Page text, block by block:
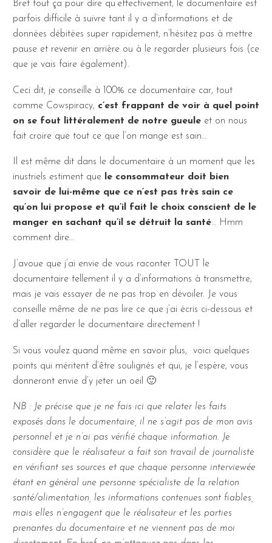
Bref tout ça pour dire qu’effectivement, le documentaire est
parfois difficile à suivre tant il y a d’informations et de
données débitées super rapidement, n’hésitez pas à mettre
pause et revenir en arrière ou à le regarder plusieurs fois (ce
que je vais faire également).
Ceci dit, je conseille à 100% ce documentaire car, tout
comme Cowspiracy, c’est frappant de voir à quel point
on se fout littéralement de notre gueule et on nous
fait croire que tout ce que l’on mange est sain…
Il est même dit dans le documentaire à un moment que les
inustriels estiment que le consommateur doit bien
savoir de lui-même que ce n’est pas très sain ce
qu’on lui propose et qu’il fait le choix conscient de le
manger en sachant qu’il se détruit la santé… Hmm
comment dire…
J’avoue que j’ai envie de vous raconter TOUT le
documentaire tellement il y a d’informations à transmettre,
mais je vais essayer de ne pas trop en dévoiler. Je vous
conseille même de ne pas lire ce que j’ai écris ci-dessous et
d’aller regarder le documentaire directement !
Si vous voulez quand même en savoir plus, voici quelques
points qui méritent d’être soulignés et qui, je l’espère, vous
donneront envie d’y jeter un oeil 🙂
NB : Je précise que je ne fais ici que relater les faits
exposés dans le documentaire, il ne s’agit pas de mon avis
personnel et je n’ai pas vérifié chaque information. Je
considère que le réalisateur a fait son travail de journaliste
en vérifiant ses sources et que chaque personne interviewée
étant en général une personne spécialiste de la relation
santé/alimentation, les informations contenues sont fiables,
mais elles n’engagent que le réalisateur et les parties
prenantes du documentaire et ne viennent pas de moi